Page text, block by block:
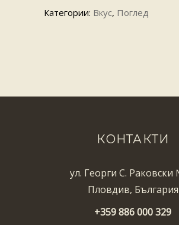
Категории: Вкус, Поглед
КОНТАКТИ
ул. Георги С. Раковски
Пловдив, България
+359 886 000 329